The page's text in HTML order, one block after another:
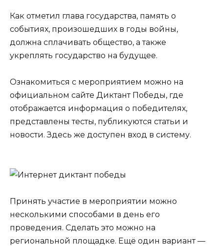
Как отметил глава государства, память о
событиях, произошедших в годы войны,
должна сплачивать общество, а также
укреплять государство на будущее.
Ознакомиться с мероприятием можно на
официальном сайте Диктант Победы, где
отображается информация о победителях,
представлены тесты, публикуются статьи и
новости. Здесь же доступен вход в систему.
Принять участие в мероприятии можно
несколькими способами в день его
проведения. Сделать это можно на
региональной площадке. Ещё один вариант —